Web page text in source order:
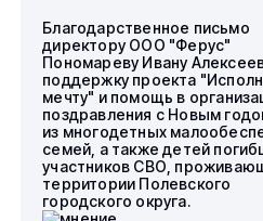
Благодарственное письмо
директору ООО "Ферус"
Пономареву Ивану
поддержку проекта
мечту" и помощь в
поздравления с Новым
из многодетных
семей, а также детей
участников СВО,
территории Полевского
городского округа.